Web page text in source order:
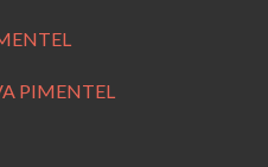
PIMENTEL